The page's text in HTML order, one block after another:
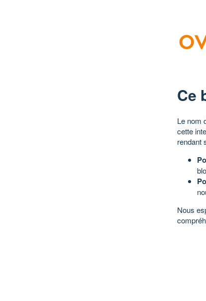
Ce
Le nom
cette
rendant
Nous